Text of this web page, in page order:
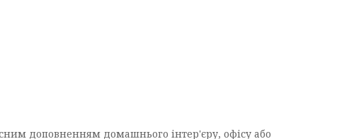
доповненням домашнього інтер'єру, офісу або